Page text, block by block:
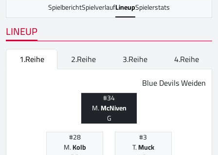
SpielberichtSpielverlaufLineupSpielerstats
LINEUP
1.Reihe 2.Reihe 3.Reihe
4.Reihe
Blue Devils Weiden
#34
M.McNiven
G
#28
M.Kolb
#3
T.Muck